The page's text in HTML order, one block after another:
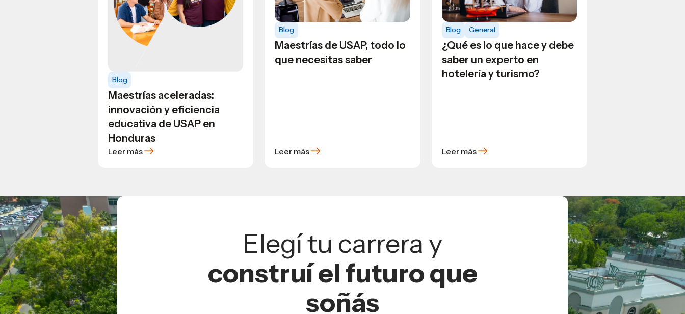
Blog
Maestrías aceleradas:
innovación y eficiencia
educativa de USAP en
Honduras
Leer más
Blog
Maestrías de USAP, todo lo
que necesitas saber
Leer más
Blog General
¿Qué es lo que hace y debe
saber un experto en
hotelería y turismo?
Leer más
Elegí tu carrera y
construí el futuro que
soñás